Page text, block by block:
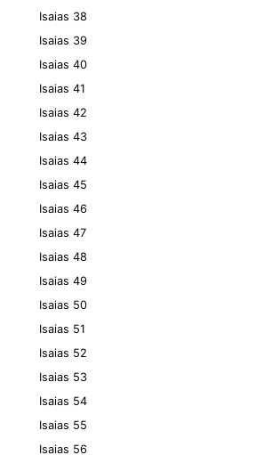
Isaias 38
Isaias 39
Isaias 40
Isaias 41
Isaias 42
Isaias 43
Isaias 44
Isaias 45
Isaias 46
Isaias 47
Isaias 48
Isaias 49
Isaias 50
Isaias 51
Isaias 52
Isaias 53
Isaias 54
Isaias 55
Isaias 56